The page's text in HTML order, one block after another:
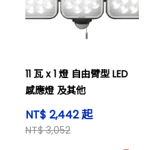
11 瓦 x 1 燈 自由臂型 LED
感應燈 及其他
NT$ 2,442 起
NT$ 3,052